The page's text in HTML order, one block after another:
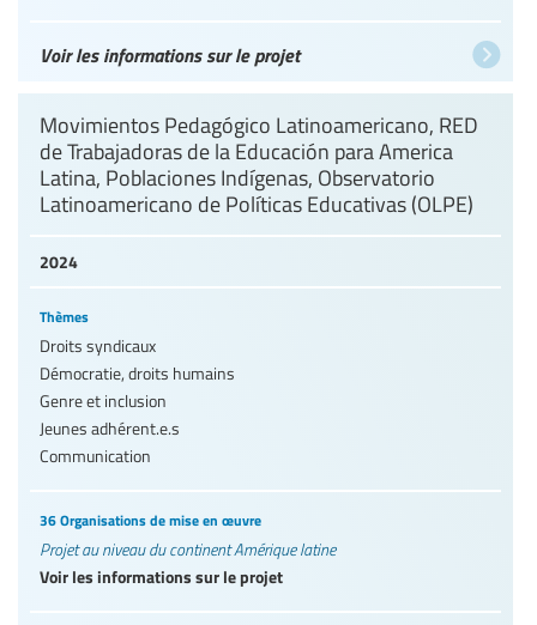
Voir les informations sur le projet
2024
Movimientos Pedagógico Latinoamericano, RED
de Trabajadoras de la Educación para America
Latina, Poblaciones Indígenas, Observatorio
Latinoamericano de Políticas Educativas (OLPE)
Thèmes
Droits syndicaux
Démocratie, droits humains
Genre et inclusion
Jeunes adhérent.e.s
Communication
36 Organisations de mise en œuvre
Projet au niveau du continent Amérique latine
Voir les informations sur le projet